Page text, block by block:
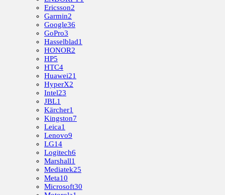
Ericsson2
Garmin2
Google36
GoPro3
Hasselblad1
HONOR2
HP5
HTC4
Huawei21
HyperX2
Intel23
JBL1
Kärcher1
Kingston7
Leica1
Lenovo9
LG14
Logitech6
Marshall1
Mediatek25
Meta10
Microsoft30